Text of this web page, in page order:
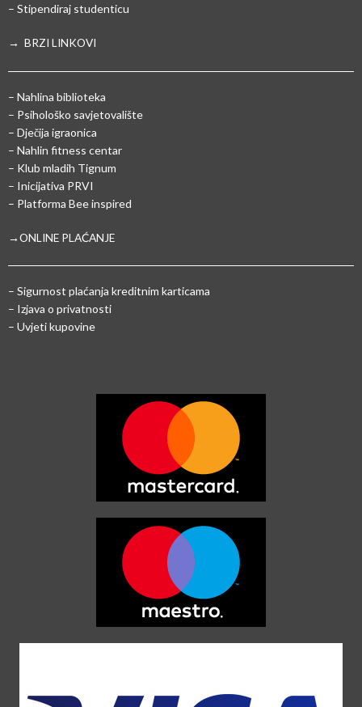
– Stipendiraj studenticu
→ BRZI LINKOVI
– Nahlina biblioteka
– Psihološko savjetovalište
– Dječija igraonica
– Nahlin fitness centar
– Klub mladih Tignum
– Inicijativa PRVI
– Platforma Bee inspired
→ONLINE PLAĆANJE
– Sigurnost plaćanja kreditnim karticama
– Izjava o privatnosti
– Uvjeti kupovine